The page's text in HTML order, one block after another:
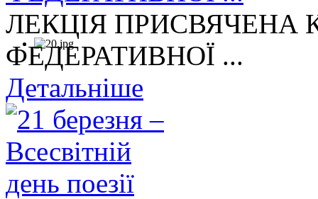
ЛЕКЦІЯ ПРИСВЯЧЕНА
ФЕДЕРАТИВНОЇ ...
Детальніше